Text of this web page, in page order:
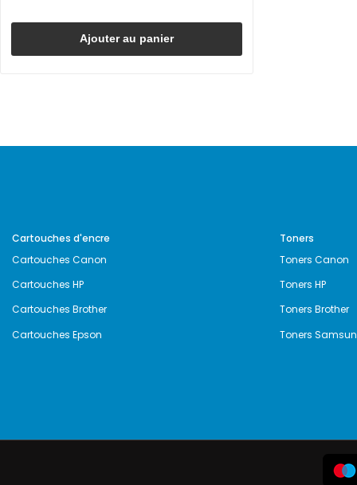
Ajouter au panier
Cartouches d'encre
Cartouches Canon
Cartouches HP
Cartouches Brother
Cartouches Epson
Toners
Toners Canon
Toners HP
Toners Brother
Toners